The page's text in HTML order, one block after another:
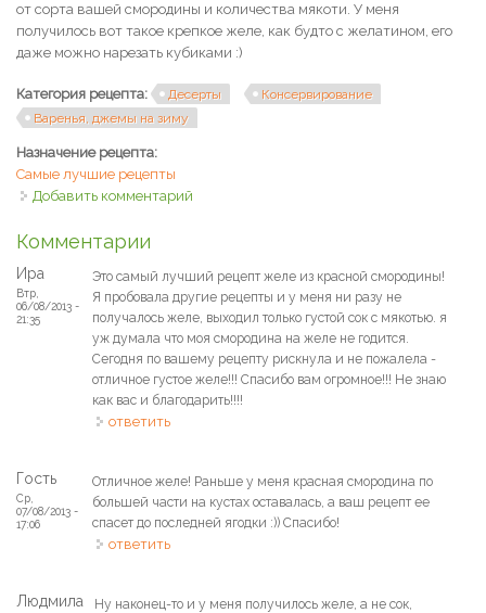
от сорта вашей смородины и количества мякоти. У меня
получилось вот такое крепкое желе, как будто с желатином, его
даже можно нарезать кубиками :)
Категория рецепта: Десерты
Консервирование
Варенья, джемы на зиму
Назначение рецепта:
Самые лучшие рецепты
Добавить комментарий
Комментарии
Ира
Втр,
06/08/2013 -
21:35
Это самый лучший рецепт желе из красной смородины!
Я пробовала другие рецепты и у меня ни разу не
получалось желе, выходил только густой сок с мякотью. я
уж думала что моя смородина на желе не годится.
Сегодня по вашему рецепту рискнула и не пожалела -
отличное густое желе!!! Спасибо вам огромное!!! Не знаю
как вас и благодарить!!!!
ответить
Гость
Ср,
07/08/2013 -
17:06
Отличное желе! Раньше у меня красная смородина по
большей части на кустах оставалась, а ваш рецепт ее
спасет до последней ягодки :)) Спасибо!
ответить
Людмила
Ну наконец-то и у меня получилось желе, а не сок,